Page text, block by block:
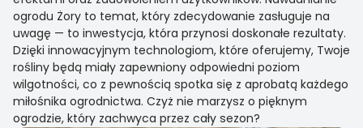
ogrodu Żory to temat, który zdecydowanie zasługuje na
uwagę — to inwestycja, która przynosi doskonałe rezultaty.
Dzięki innowacyjnym technologiom, które oferujemy, Twoje
rośliny będą miały zapewniony odpowiedni poziom
wilgotności, co z pewnością spotka się z aprobatą każdego
miłośnika ogrodnictwa. Czyż nie marzysz o pięknym
ogrodzie, który zachwyca przez cały sezon?